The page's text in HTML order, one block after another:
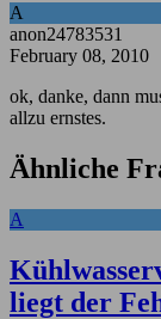
A
anon24783531
February 08, 2010
ok, danke, dann
allzu ernstes.
Ähnliche
A
liegt der